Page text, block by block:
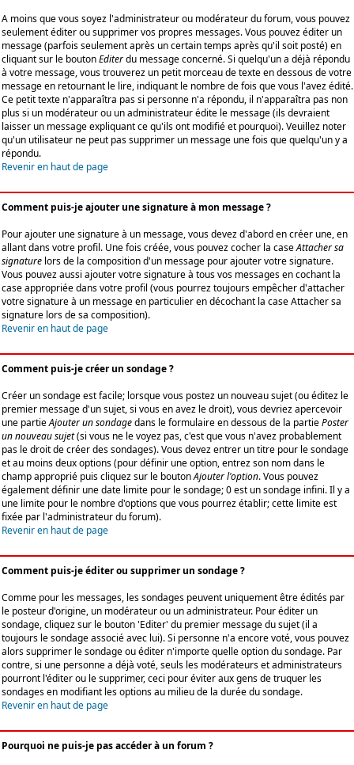
A moins que vous soyez l'administrateur ou modérateur du forum, vous pouvez
seulement éditer ou supprimer vos propres messages. Vous pouvez éditer un
message (parfois seulement après un certain temps après qu'il soit posté) en
cliquant sur le boutonEditerdu message concerné. Si quelqu'un a déjà répondu
à votre message, vous trouverez un petit morceau de texte en dessous de votre
message en retournant le lire, indiquant le nombre de fois que vous l'avez édité.
Ce petit texte n'apparaîtra pas si personne n'a répondu, il n'apparaîtra pas non
plus si un modérateur ou un administrateur édite le message (ils devraient
laisser un message expliquant ce qu'ils ont modifié et pourquoi). Veuillez noter
qu'un utilisateur ne peut pas supprimer un message une fois que quelqu'un y a
répondu.
Revenir en haut de page
Comment puis-je ajouter une signature à mon message ?
Pour ajouter une signature à un message, vous devez d'abord en créer une, en
allant dans votre profil. Une fois créée, vous pouvez cocher la caseAttacher sa
signature lors de la composition d'un message pour ajouter votre signature.
Vous pouvez aussi ajouter votre signature à tous vos messages en cochant la
case appropriée dans votre profil (vous pourrez toujours empêcher d'attacher
votre signature à un message en particulier en décochant la case Attacher sa
signature lors de sa composition).
Revenir en haut de page
Comment puis-je créer un sondage ?
Créer un sondage est facile; lorsque vous postez un nouveau sujet (ou éditez le
premier message d'un sujet, si vous en avez le droit), vous devriez apercevoir
une partieAjouter un sondagedans le formulaire en dessous de la partiePoster
un nouveau sujet(si vous ne le voyez pas, c'est que vous n'avez probablement
pas le droit de créer des sondages). Vous devez entrer un titre pour le sondage
et au moins deux options (pour définir une option, entrez son nom dans le
champ approprié puis cliquez sur le boutonAjouter l'option. Vous pouvez
également définir une date limite pour le sondage; 0 est un sondage infini. Il y a
une limite pour le nombre d'options que vous pourrez établir; cette limite est
fixée par l'administrateur du forum).
Revenir en haut de page
Comment puis-je éditer ou supprimer un sondage ?
Comme pour les messages, les sondages peuvent uniquement être édités par
le posteur d'origine, un modérateur ou un administrateur. Pour éditer un
sondage, cliquez sur le bouton 'Editer' du premier message du sujet (il a
toujours le sondage associé avec lui). Si personne n'a encore voté, vous pouvez
alors supprimer le sondage ou éditer n'importe quelle option du sondage. Par
contre, si une personne a déjà voté, seuls les modérateurs et administrateurs
pourront l'éditer ou le supprimer, ceci pour éviter aux gens de truquer les
sondages en modifiant les options au milieu de la durée du sondage.
Revenir en haut de page
Pourquoi ne puis-je pas accéder à un forum ?